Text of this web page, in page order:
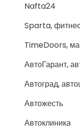
Nafta24
Sparta,
TimeDoors,
АвтоГарант,
Автоград,
Автожесть
Автоклиника